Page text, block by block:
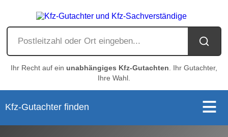
Ihr Recht auf ein unabhängiges Kfz-Gutachten . Ihr Gutachter,
Ihre Wahl.
Kfz-Gutachter finden